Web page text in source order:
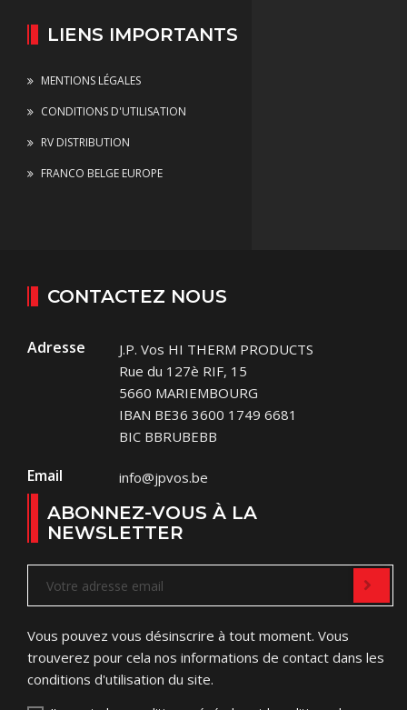
LIENS IMPORTANTS
MENTIONS LÉGALES
CONDITIONS D'UTILISATION
RV DISTRIBUTION
FRANCO BELGE EUROPE
CONTACTEZ NOUS
Adresse
J.P. Vos HI THERM PRODUCTS
Rue du 127è RIF, 15
5660 MARIEMBOURG
IBAN BE36 3600 1749 6681
BIC BBRUBEBB
Email info@jpvos.be
ABONNEZ-VOUS À LA
NEWSLETTER
Vous pouvez vous désinscrire à tout moment. Vous
trouverez pour cela nos informations de contact dans les
conditions d'utilisation du site.